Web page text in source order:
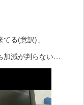
る(意訳)」
加減が判らない…